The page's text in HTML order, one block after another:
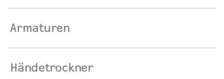
Armaturen
Händetrockner